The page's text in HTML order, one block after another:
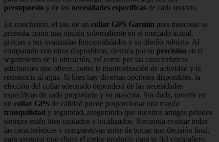
presupuesto y de las necesidades específicas de cada usuario.
En conclusión, el uso de un collar GPS Garmin para mascotas se
presenta como una opción sobresaliente en el mercado actual,
gracias a sus avanzadas funcionalidades y su diseño robusto. Al
compararlo con otros dispositivos, destaca por su precisión en el
seguimiento de la ubicación, así como por las características
adicionales que ofrece, como la monitorización de actividad y la
resistencia al agua. Si bien hay diversas opciones disponibles, la
elección del collar adecuado dependerá de las necesidades
específicas de cada propietario y su mascota. Sin duda, invertir en
un collar GPS de calidad puede proporcionar una mayor
tranquilidad y seguridad, asegurando que nuestros amigos peludos
siempre estén bien cuidados y localizados. Recuerda evaluar todas
las características y comparativas antes de tomar una decisión final,
para asegurar que eliges el mejor producto para tu fiel compañero.